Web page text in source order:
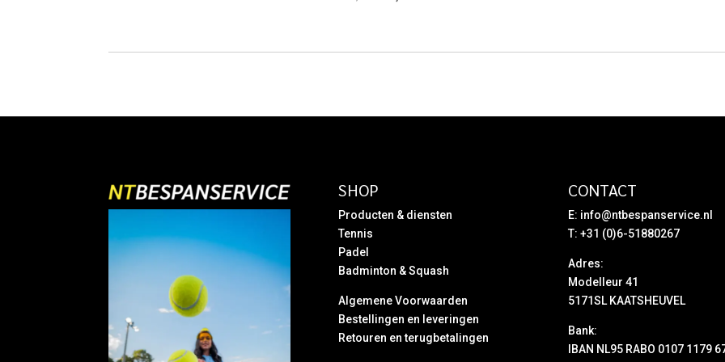
SHOP
Producten & diensten
Tennis
Padel
Badminton & Squash
Algemene Voorwaarden
Bestellingen en leveringen
Retouren en terugbetalingen
CONTACT
E: info@ntbespanservice.nl
T: +31 (0)6-51880267
Adres:
Modelleur 41
5171SL KAATSHEUVEL
Bank:
IBAN NL95 RABO 0107 1179